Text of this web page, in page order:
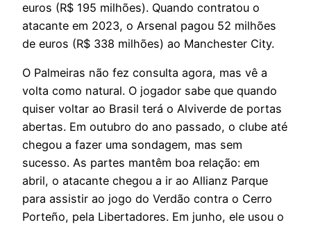
euros (R$ 195 milhões). Quando contratou o
atacante em 2023, o Arsenal pagou 52 milhões
de euros (R$ 338 milhões) ao Manchester City.
O Palmeiras não fez consulta agora, mas vê a
volta como natural. O jogador sabe que quando
quiser voltar ao Brasil terá o Alviverde de portas
abertas. Em outubro do ano passado, o clube até
chegou a fazer uma sondagem, mas sem
sucesso. As partes mantêm boa relação: em
abril, o atacante chegou a ir ao Allianz Parque
para assistir ao jogo do Verdão contra o Cerro
Porteño, pela Libertadores. Em junho, ele usou o